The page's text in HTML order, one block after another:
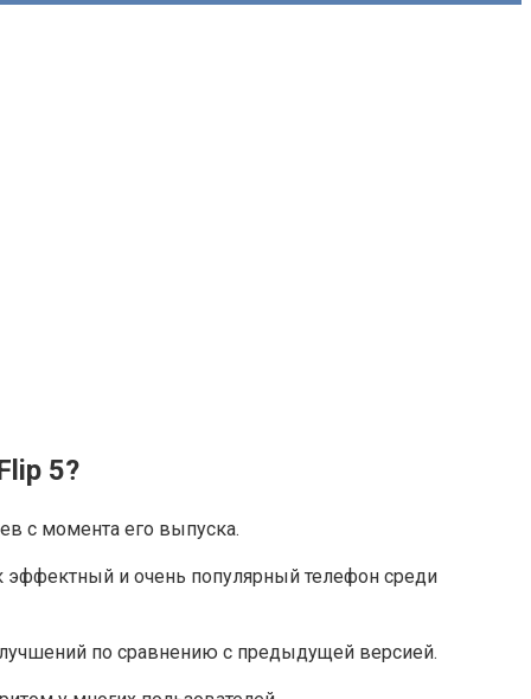
5͏?
с момента его выпуска.
эффектный и очень популярный телефон среди
по сравнению с предыдущей версией.